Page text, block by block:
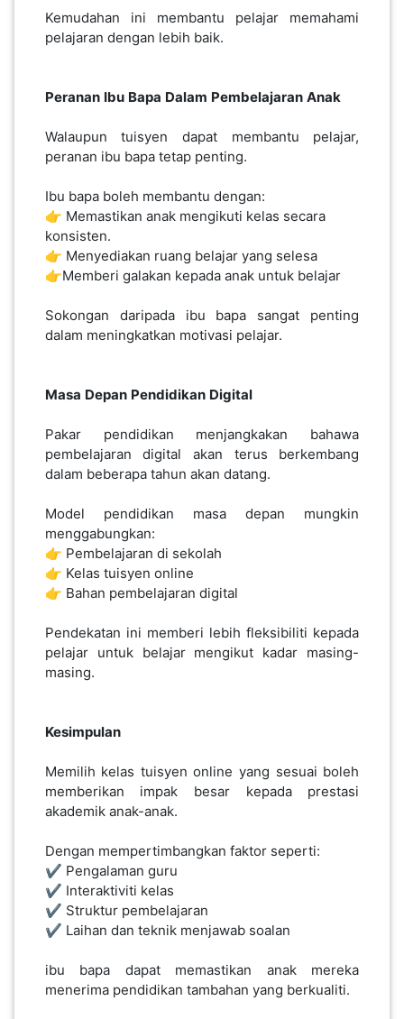
Kemudahan ini membantu pelajar memahami
pelajaran dengan lebih baik.
Peranan Ibu Bapa Dalam Pembelajaran Anak
Walaupun tuisyen dapat membantu pelajar,
peranan ibu bapa tetap penting.
Ibu bapa boleh membantu dengan:
👉 Memastikan anak mengikuti kelas secara
konsisten.
👉 Menyediakan ruang belajar yang selesa
👉Memberi galakan kepada anak untuk belajar
Sokongan daripada ibu bapa sangat penting
dalam meningkatkan motivasi pelajar.
Masa Depan Pendidikan Digital
Pakar pendidikan menjangkakan bahawa
pembelajaran digital akan terus berkembang
dalam beberapa tahun akan datang.
Model pendidikan masa depan mungkin
menggabungkan:
👉 Pembelajaran di sekolah
👉 Kelas tuisyen online
👉 Bahan pembelajaran digital
Pendekatan ini memberi lebih fleksibiliti kepada
pelajar untuk belajar mengikut kadar masing-
masing.
Kesimpulan
Memilih kelas tuisyen online yang sesuai boleh
memberikan impak besar kepada prestasi
akademik anak-anak.
Dengan mempertimbangkan faktor seperti:
✔️ Pengalaman guru
✔️ Interaktiviti kelas
✔️ Struktur pembelajaran
✔️ Laihan dan teknik menjawab soalan
ibu bapa dapat memastikan anak mereka
menerima pendidikan tambahan yang berkualiti.